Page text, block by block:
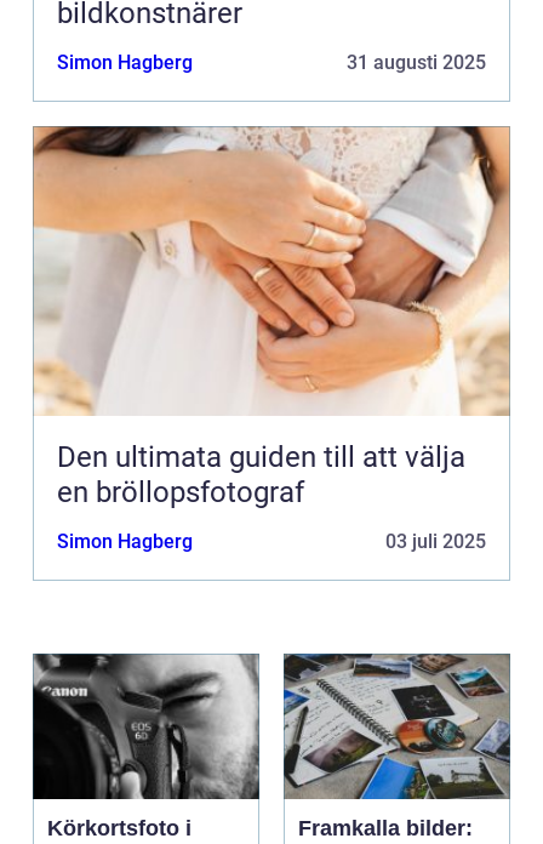
bildkonstnärer
Simon Hagberg 31 augusti 2025
Den ultimata guiden till att välja
en bröllopsfotograf
Simon Hagberg 03 juli 2025
Körkortsfoto i
Framkalla bilder: